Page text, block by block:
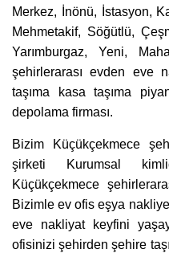
Merkez, İnönü, İstasyon,
Mehmetakif, Söğütlü,
Yarımburgaz, Yeni,
şehirlerarası evden eve
taşıma kasa taşıma
depolama firması.
Bizim Küçükçekmece
şirketi Kurumsal
Küçükçekmece
Bizimle ev ofis eşya
eve nakliyat keyfini
ofisinizi şehirden şehire